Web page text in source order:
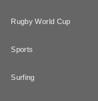
Rugby World Cup
Sports
Surfing